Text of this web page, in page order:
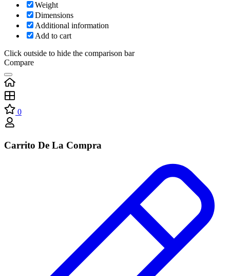
Weight
Dimensions
Additional information
Add to cart
Click outside to hide the comparison bar
Compare
0
Carrito De La Compra